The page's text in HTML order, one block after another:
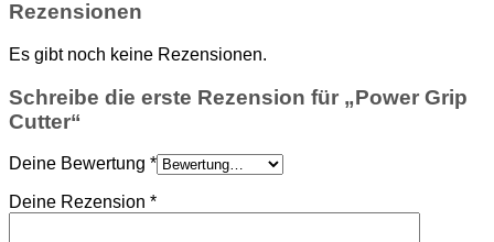
Rezensionen
Es gibt noch keine Rezensionen.
Schreibe die erste Rezension für „Power Grip
Cutter“
Deine Bewertung *
Deine Rezension *